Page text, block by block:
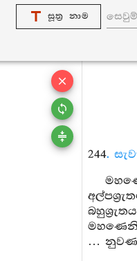
සූත්‍ර නාම
244.
…